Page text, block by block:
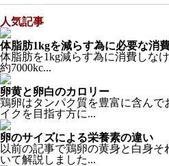
人気記事
体脂肪1kgを減らす為に必要な消
体脂肪を1kg減らす為に消費しな
約7000kc...
卵黄と卵白のカロリー
鶏卵はタンパク質を豊富に含んで
イクを目指す方に...
卵のサイズによる栄養素の違い
以前の記事で鶏卵の黄身と白身
いて解説しました...